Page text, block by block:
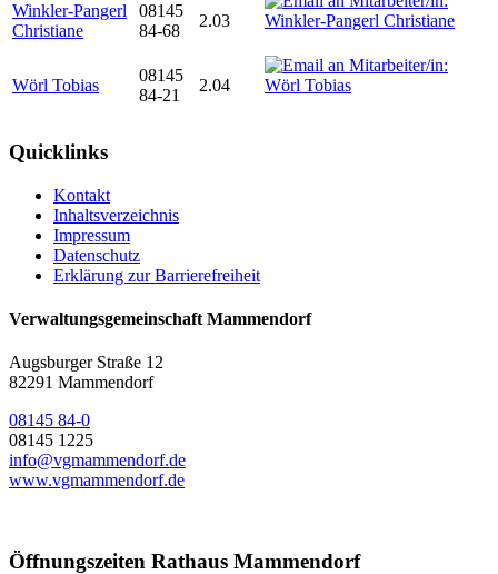
Winkler-Pangerl
Christiane
08145
84-68
2.03
Wörl Tobias
08145
84-21
2.04
Quicklinks
Kontakt
Inhaltsverzeichnis
Impressum
Datenschutz
Erklärung zur Barrierefreiheit
Verwaltungsgemeinschaft Mammendorf
Augsburger Straße 12
82291 Mammendorf
08145 84-0
08145 1225
info@vgmammendorf.de
www.vgmammendorf.de
Öffnungszeiten Rathaus Mammendorf